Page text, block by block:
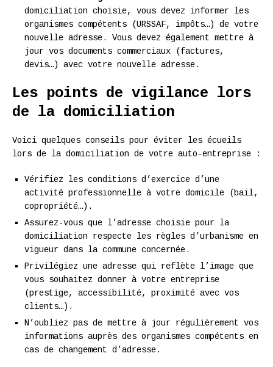
domiciliation choisie, vous devez informer les
organismes compétents (URSSAF, impôts…) de votre
nouvelle adresse. Vous devez également mettre à
jour vos documents commerciaux (factures,
devis…) avec votre nouvelle adresse.
Les points de vigilance lors
de la domiciliation
Voici quelques conseils pour éviter les écueils
lors de la domiciliation de votre auto-entreprise :
Vérifiez les conditions d’exercice d’une
activité professionnelle à votre domicile (bail,
copropriété…).
Assurez-vous que l’adresse choisie pour la
domiciliation respecte les règles d’urbanisme en
vigueur dans la commune concernée.
Privilégiez une adresse qui reflète l’image que
vous souhaitez donner à votre entreprise
(prestige, accessibilité, proximité avec vos
clients…).
N’oubliez pas de mettre à jour régulièrement vos
informations auprès des organismes compétents en
cas de changement d’adresse.